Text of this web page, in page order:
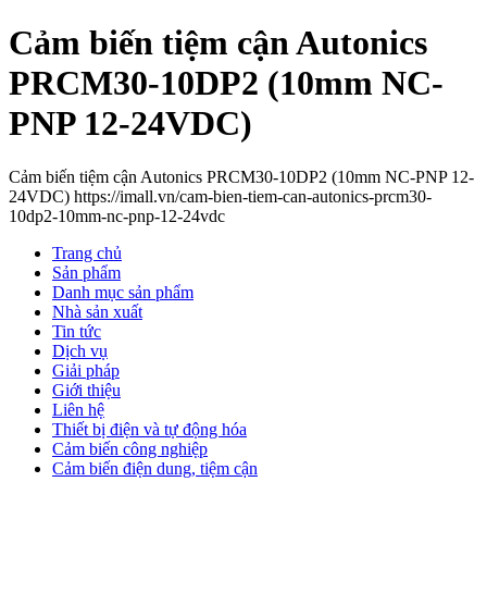
Cảm biến tiệm cận Autonics
PRCM30-10DP2 (10mm NC-
PNP 12-24VDC)
Cảm biến tiệm cận Autonics PRCM30-10DP2 (10mm NC-PNP 12-
24VDC) https://imall.vn/cam-bien-tiem-can-autonics-prcm30-
10dp2-10mm-nc-pnp-12-24vdc
Trang chủ
Sản phẩm
Danh mục sản phẩm
Nhà sản xuất
Tin tức
Dịch vụ
Giải pháp
Giới thiệu
Liên hệ
Thiết bị điện và tự động hóa
Cảm biến công nghiệp
Cảm biến điện dung, tiệm cận